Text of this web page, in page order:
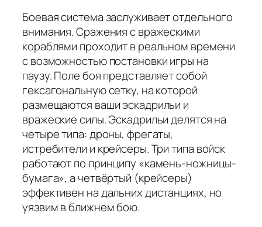
Боевая система заслуживает отдельного
внимания. Сражения с вражескими
кораблями проходит в реальном времени
с возможностью постановки игры на
паузу. Поле боя представляет собой
гексагональную сетку, на которой
размещаются ваши эскадрильи и
вражеские силы. Эскадрильи делятся на
четыре типа: дроны, фрегаты,
истребители и крейсеры. Три типа войск
работают по принципу «камень-ножницы-
бумага», а четвёртый (крейсеры)
эффективен на дальних дистанциях, но
уязвим в ближнем бою.